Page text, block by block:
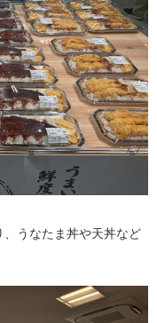
うなたま丼や天丼など